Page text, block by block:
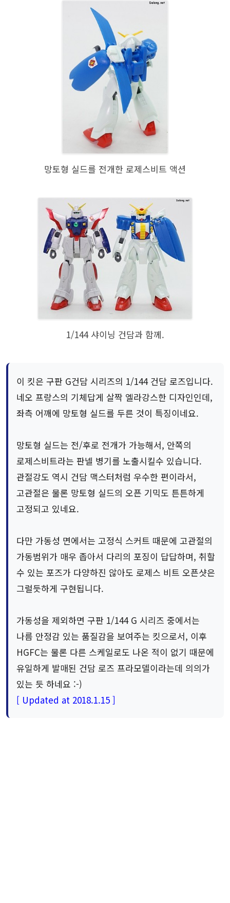
망토형 실드를 전개한 로제스비트 액션
1/144 샤이닝 건담과 함께.
이 킷은 구판 G건담 시리즈의 1/144 건담 로즈입니다.
네오 프랑스의 기체답게 살짝 엘라강스한 디자인인데,
좌측 어깨에 망토형 실드를 두른 것이 특징이네요.
망토형 실드는 전/후로 전개가 가능해서, 안쪽의
로제스비트라는 판넬 병기를 노출시킬수 있습니다.
관절강도 역시 건담 맥스터처럼 우수한 편이라서,
고관절은 물론 망토형 실드의 오픈 기믹도 튼튼하게
고정되고 있네요.
다만 가동성 면에서는 고정식 스커트 때문에 고관절의
가동범위가 매우 좁아서 다리의 포징이 답답하며, 취할
수 있는 포즈가 다양하진 않아도 로제스 비트 오픈샷은
그럴듯하게 구현됩니다.
가동성을 제외하면 구판 1/144 G 시리즈 중에서는
나름 안정감 있는 품질감을 보여주는 킷으로서, 이후
HGFC는 물론 다른 스케일로도 나온 적이 없기 때문에
유일하게 발매된 건담 로즈 프라모델이라는데 의의가
있는 듯 하네요 :-)
[ Updated at 2018.1.15 ]